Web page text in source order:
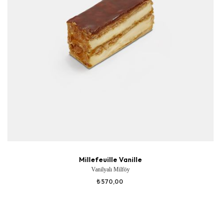
Millefeuille Vanille
Vanilyalı Milföy
₺ 570,00